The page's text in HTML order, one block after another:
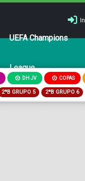
UEFA Champions
League
DH JV COPAS
2ªB GRUPO 5 2ªB GRUPO 6